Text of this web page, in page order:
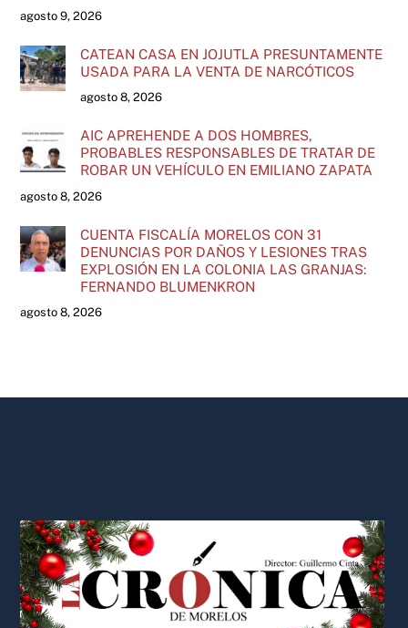
agosto 9, 2026
CATEAN CASA EN JOJUTLA PRESUNTAMENTE
USADA PARA LA VENTA DE NARCÓTICOS
agosto 8, 2026
AIC APREHENDE A DOS HOMBRES,
PROBABLES RESPONSABLES DE TRATAR DE
ROBAR UN VEHÍCULO EN EMILIANO ZAPATA
agosto 8, 2026
CUENTA FISCALÍA MORELOS CON 31
DENUNCIAS POR DAÑOS Y LESIONES TRAS
EXPLOSIÓN EN LA COLONIA LAS GRANJAS:
FERNANDO BLUMENKRON
agosto 8, 2026
To
Top